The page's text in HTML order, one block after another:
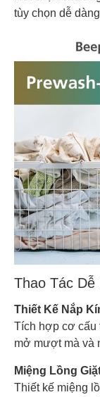
tùy chọn dễ
Thao Tác Dễ
Thiết Kế Nắp
Tích hợp cơ cấu
mở mượt mà và
Miệng Lồng
Thiết kế miệng